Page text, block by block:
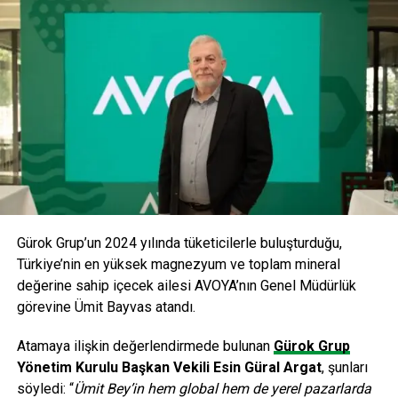
SONRAKI
Çelik İhracatçıları Birliği, Kolombiya’nın koruma
duvarlarını zorluyor
ÖNCEKI
Siemens, Eurasia Rail 4’e hazırlanıyor!
Gürok Grup’un 2024 yılında tüketicilerle buluşturduğu,
Türkiye’nin en yüksek magnezyum ve toplam mineral
değerine sahip içecek ailesi AVOYA’nın Genel Müdürlük
görevine Ümit Bayvas atandı.
Atamaya ilişkin değerlendirmede bulunan Gürok Grup
Yönetim Kurulu Başkan Vekili Esin Güral Argat, şunları
söyledi: “Ümit Bey’in hem global hem de yerel pazarlarda